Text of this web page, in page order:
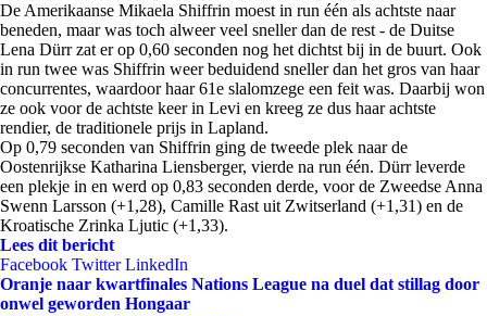
De Amerikaanse Mikaela Shiffrin moest in run één als achtste naar
beneden, maar was toch alweer veel sneller dan de rest - de Duitse
Lena Dürr zat er op 0,60 seconden nog het dichtst bij in de buurt. Ook
in run twee was Shiffrin weer beduidend sneller dan het gros van haar
concurrentes, waardoor haar 61e slalomzege een feit was. Daarbij won
ze ook voor de achtste keer in Levi en kreeg ze dus haar achtste
rendier, de traditionele prijs in Lapland.
Op 0,79 seconden van Shiffrin ging de tweede plek naar de
Oostenrijkse Katharina Liensberger, vierde na run één. Dürr leverde
een plekje in en werd op 0,83 seconden derde, voor de Zweedse Anna
Swenn Larsson (+1,28), Camille Rast uit Zwitserland (+1,31) en de
Kroatische Zrinka Ljutic (+1,33).
Lees dit bericht
Facebook Twitter LinkedIn
Oranje naar kwartfinales Nations League na duel dat stillag door
onwel geworden Hongaar